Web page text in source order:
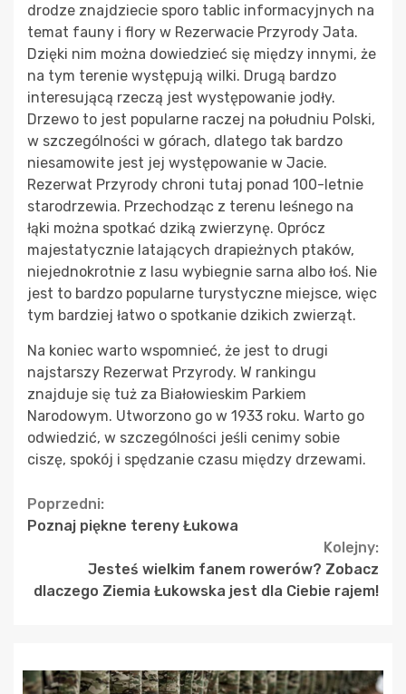
drodze znajdziecie sporo tablic informacyjnych na
temat fauny i flory w Rezerwacie Przyrody Jata.
Dzięki nim można dowiedzieć się między innymi, że
na tym terenie występują wilki. Drugą bardzo
interesującą rzeczą jest występowanie jodły.
Drzewo to jest popularne raczej na południu Polski,
w szczególności w górach, dlatego tak bardzo
niesamowite jest jej występowanie w Jacie.
Rezerwat Przyrody chroni tutaj ponad 100-letnie
starodrzewia. Przechodząc z terenu leśnego na
łąki można spotkać dziką zwierzynę. Oprócz
majestatycznie latających drapieżnych ptaków,
niejednokrotnie z lasu wybiegnie sarna albo łoś. Nie
jest to bardzo popularne turystyczne miejsce, więc
tym bardziej łatwo o spotkanie dzikich zwierząt.
Na koniec warto wspomnieć, że jest to drugi
najstarszy Rezerwat Przyrody. W rankingu
znajduje się tuż za Białowieskim Parkiem
Narodowym. Utworzono go w 1933 roku. Warto go
odwiedzić, w szczególności jeśli cenimy sobie
ciszę, spokój i spędzanie czasu między drzewami.
Continue
Reading
Poprzedni:
Poznaj piękne tereny Łukowa
Kolejny:
Jesteś wielkim fanem rowerów? Zobacz
dlaczego Ziemia Łukowska jest dla Ciebie rajem!